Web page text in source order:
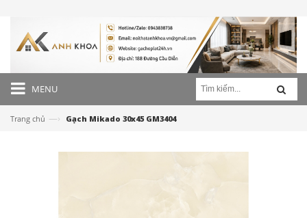
MENU
Trang chủ —› Gạch Mikado 30x45 GM3404